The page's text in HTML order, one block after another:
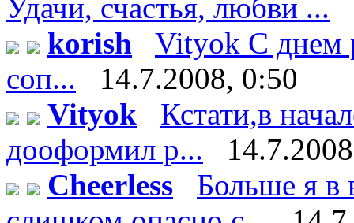
Удачи, счастья, любви ...
korish
Vityok С днем
соп...
14.7.2008, 0:50
Vityok
Кстати,в
дооформил р...
Cheerless
Больше я в